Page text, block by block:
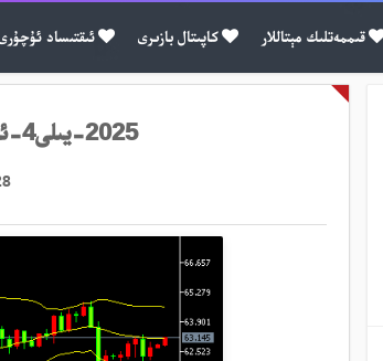
قىممەتلىك مېتاللار كاپىتال بازىرى ئىقتىساد
2025-يىلى4-ئاينىڭ25-كۈندىكى نىفىت سودا خۇلاسىسى